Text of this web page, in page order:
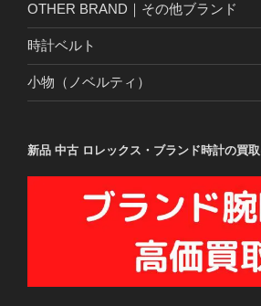
OTHER BRAND｜その他ブランド
時計ベルト
小物（ノベルティ）
新品 中古 ロレックス・ブランド時計の買